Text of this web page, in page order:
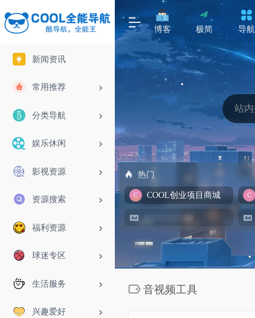
新闻资讯
常用推荐
分类导航
娱乐休闲
影视资源
资源搜索
福利资源
球迷专区
生活服务
兴趣爱好
博客 极简
导航
热门
COOL创业项目商城
音视频工具